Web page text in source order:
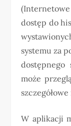
dostęp do
systemu za
dostępnego
może
W aplikacji